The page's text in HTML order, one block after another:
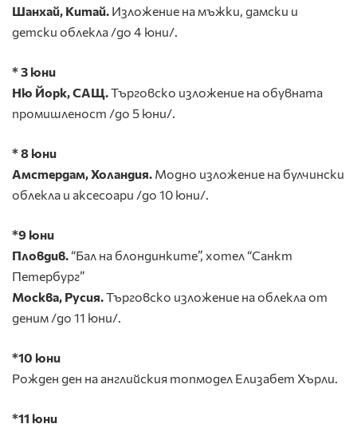
Шанхай, Китай. Изложение на мъжки, дамски и
детски облекла /до 4 юни/.
* 3 юни
Ню Йорк, САЩ.Търговско изложение на обувната
промишленост /до 5 юни/.
* 8 юни
Амстердам, Холандия. Модно изложение на булчински
облекла и аксесоари /до 10 юни/.
*9 юни
Пловдив. “Бал на блондинките”, хотел “Санкт
Петербург”
Москва, Русия.Търговско изложение на облекла от
деним /до 11 юни/.
*10 юни
Рожден ден на английския топмодел Елизабет Хърли.
*11 юни